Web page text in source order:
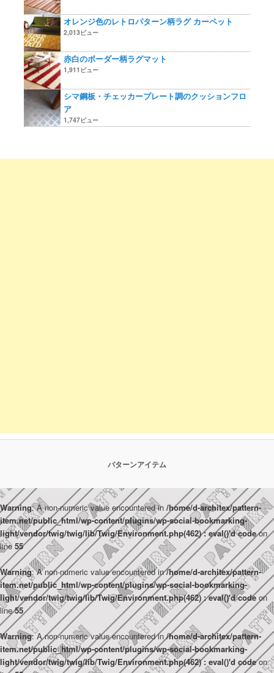
オレンジ色のレトロパターン柄ラグ カーペット
2,013ビュー
赤白のボーダー柄ラグマット
1,911ビュー
シマ鋼板・チェッカープレート調のクッションフロ
ア
1,747ビュー
パターンアイテム
Warning: A non-numeric value encountered in /home/d-architex/pattern-
item.net/public_html/wp-content/plugins/wp-social-bookmarking-
light/vendor/twig/twig/lib/Twig/Environment.php(462) : eval()'d codeon
line 55
Warning: A non-numeric value encountered in/home/d-architex/pattern-
item.net/public_html/wp-content/plugins/wp-social-bookmarking-
light/vendor/twig/twig/lib/Twig/Environment.php(462) : eval()'d codeon
line55
Warning: A non-numeric value encountered in/home/d-architex/pattern-
item.net/public_html/wp-content/plugins/wp-social-bookmarking-
light/vendor/twig/twig/lib/Twig/Environment.php(462) : eval()'d codeon